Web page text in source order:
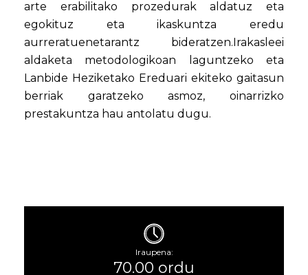
arte erabilitako prozedurak aldatuz eta
egokituz eta ikaskuntza eredu
aurreratuenetarantz bideratzen.Irakasleei
aldaketa metodologikoan laguntzeko eta
Lanbide Heziketako Ereduari ekiteko gaitasun
berriak garatzeko asmoz, oinarrizko
prestakuntza hau antolatu dugu.
Iraupena:
70.00 ordu